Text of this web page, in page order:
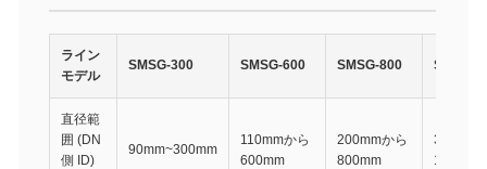
ライン
モデル
SMSG-300 SMSG-600 SMSG-800 SMSG-
直径範
囲 (DN
側 ID)
90mm~300mm
110mmから
600mm
200mmから
800mm
300mm
1000mm